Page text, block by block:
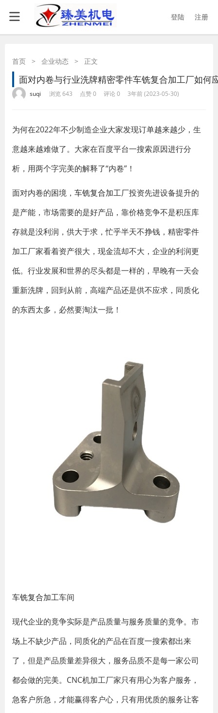
登陆 注册
首页 > 企业动态 > 正文
面对内卷与行业洗牌精密零件车铣复合加工厂如何
suqi 浏览 643 点赞 0 评论 0 3年前 (2023-05-30)
为何在2022年不少制造企业大家发现订单越来越少，生
意越来越难做了。大家在百度平台一搜索原因进行分
析，用两个字完美的解释了“内卷”！
面对内卷的困境， 车铣复合加工厂投资先进设备提升的
是产能，市场需要的是好产品，靠价格竞争不是积压库
存就是没利润，供大于求，忙乎半天不挣钱，精密零件
加工厂家看着资产很大，现金流却不大，企业的利润更
低。行业发展和世界的尽头都是一样的，早晚有一天会
重新洗牌，回到从前，高端产品还是供不应求，同质化
的东西太多，必然要淘汰一批！
车铣复合加工车间
现代企业的竟争实际是产品质量与服务质量的竟争。市
场上不缺少产品，同质化的产品在百度一搜索都出来
了，但是产品质量差异很大，服务品质不是每一家公司
都会做的完美。CNC机加工厂家只有用心为客户服务，
急客户所急，才能赢得客户心，只有用优质的服务让客